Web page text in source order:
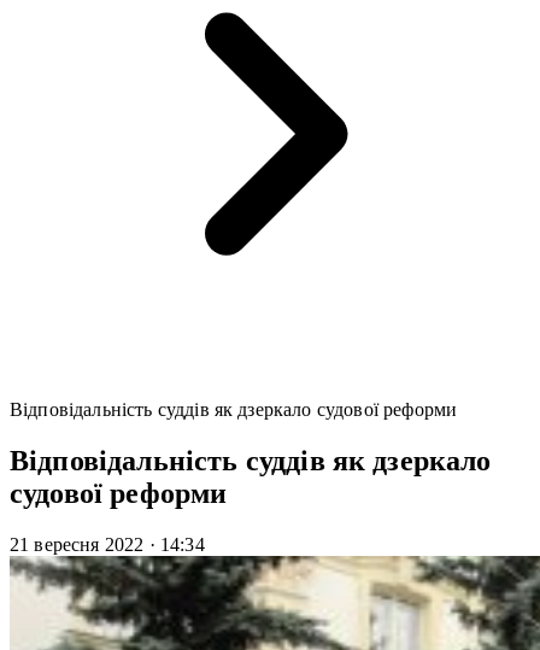
Відповідальність суддів як дзеркало судової реформи
Відповідальність суддів як дзеркало
судової реформи
21 вересня 2022 · 14:34